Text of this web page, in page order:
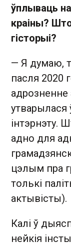
ўплываць
краіны?
гісторыі?
— Я думаю,
пасля 2020
адрозненне
утварылася
інтэрнэту.
адно для
цэлым пра
толькі
актывісты).
Калі ў
нейкія